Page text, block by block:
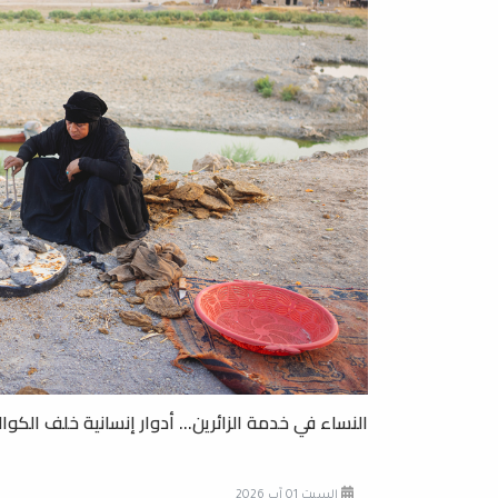
النساء في خدمة الزائرين... أدوار إنسانية خلف